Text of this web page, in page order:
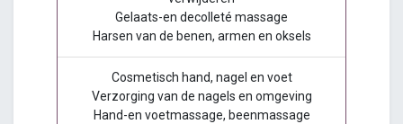
Gelaats-en decolleté massage
Harsen van de benen, armen en oksels
Cosmetisch hand, nagel en voet
Verzorging van de nagels en omgeving
Hand-en voetmassage, beenmassage